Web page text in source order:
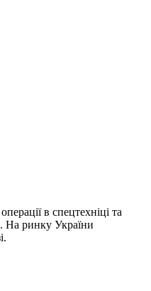
На ринку України